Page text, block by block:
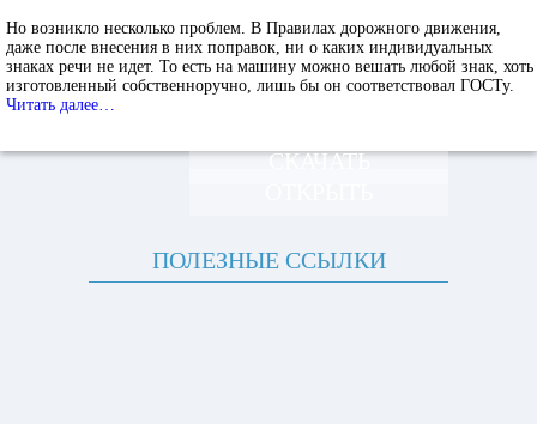
Но возникло несколько проблем. В Правилах дорожного движения,
даже после внесения в них поправок, ни о каких индивидуальных
знаках речи не идет. То есть на машину можно вешать любой знак, хоть
изготовленный собственноручно, лишь бы он соответствовал ГОСТу.
Читать далее…
СКАЧАТЬ
ПОЛЕЗНЫЕ ССЫЛКИ